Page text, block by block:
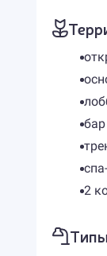
2